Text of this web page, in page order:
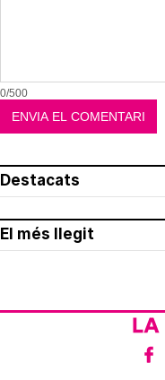
0/500
Destacats
El més llegit